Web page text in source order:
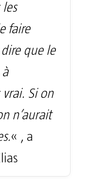
faire
que le
vrai. Si on
n’aurait
« , a